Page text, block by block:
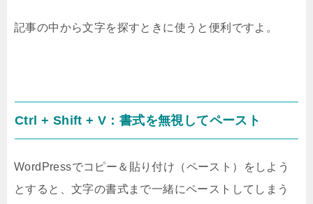
記事の中から文字を探すときに使うと便利ですよ。
Ctrl + Shift + V：書式を無視してペースト
WordPressでコピー＆貼り付け（ペースト）をしよう
とすると、文字の書式まで一緒にペーストしてしまう